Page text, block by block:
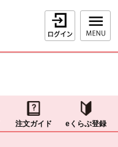
ログイン
注文ガイド eくらぶ登録